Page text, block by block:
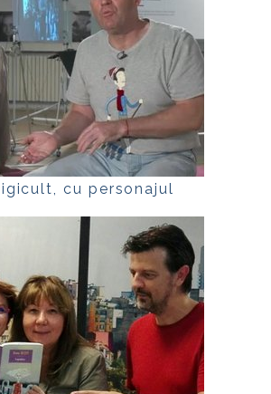
cu personajul